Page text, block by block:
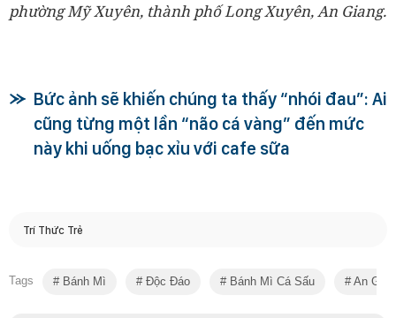
phường Mỹ Xuyên, thành phố Long Xuyên, An Giang.
Bức ảnh sẽ khiến chúng ta thấy “nhói đau”: Ai
cũng từng một lần “não cá vàng” đến mức
này khi uống bạc xỉu với cafe sữa
Trí Thức Trẻ
Tags Bánh Mì Độc Đáo Bánh Mì Cá Sấu An